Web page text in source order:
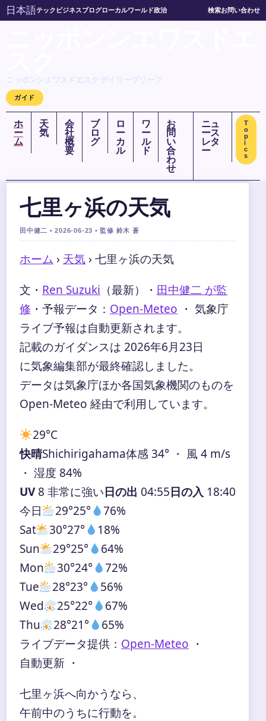
日本語テック ビジネスブログローカルワールド政治 検索お問い合わせ
ニッポンンエワスドエスク デイリーブリーフ
ガイド
ホ
ー
ム
天
気
会
社
概
要
ブ
ロ
グ
ロ
ー
カ
ル
ワ
ー
ル
ド
お
問
い
合
わ
せ
ニュ
ース
レタ
ー
T
o
p
i
c
s
七里ヶ浜の天気
田中健二 • 2026-06-23 • 監修 鈴木 蒼
ホーム › 天気 › 七里ヶ浜の天気
文・ Ren Suzuki （最新） ・ 田中健二 が監
修 ・ 予報データ： Open-Meteo ・ 気象庁
ライブ予報は自動更新されます。
記載のガイダンスは 2026年6月23日
に気象編集部が最終確認しました。
データは気象庁ほか各国気象機関のものを
Open-Meteo 経由で利用しています。
29°C
快晴Shichirigahama体感 34° ・ 風 4 m/s
・ 湿度 84%
UV8 非常に強い日の出 04:55日の入 18:40
今日
29°25°
76%
Sat
30°27°
18%
Sun
29°25°
64%
Mon
30°24°
72%
Tue
28°23°
56%
Wed
25°22°
67%
Thu
28°21°
65%
ライブデータ提供： Open-Meteo ・
自動更新 ・
七里ヶ浜へ向かうなら、
午前中のうちに行動を。